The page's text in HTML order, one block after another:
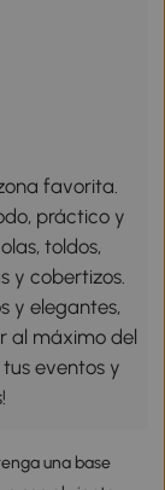
favorita.
práctico y
toldos,
y cobertizos.
y elegantes,
al máximo del
eventos y
una base